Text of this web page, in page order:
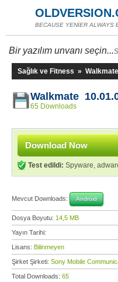
BECAUSE YENİER ALWAYS
Bir yazılım unvanı seçin...
Sağlık ve Fitness » Walkmate
Walkmate
65 Downloads
Download Now
Test edildi: Spyware,
Mevcut Downloads: Android
Dosya Boyutu: 14,5 MB
Yayın Tarihi:
Lisans: Bilinmeyen
Şirket Şirketi: Sony Mobile
Total Downloads: 65